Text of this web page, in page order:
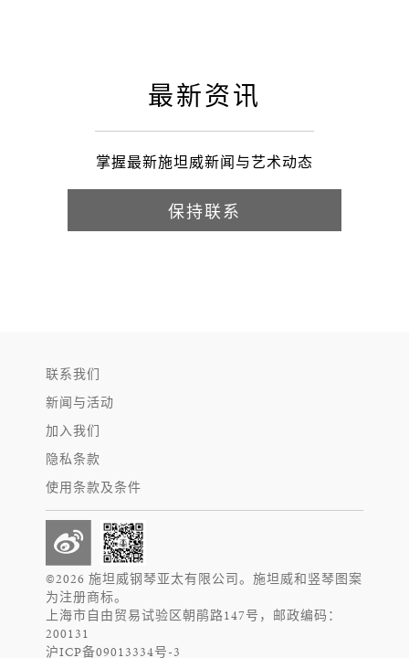
最新资讯
掌握最新施坦威新闻与艺术动态
保持联系
联系我们
新闻与活动
加入我们
隐私条款
使用条款及条件
©2026 施坦威钢琴亚太有限公司。施坦威和竖琴图案
为注册商标。
上海市自由贸易试验区朝鹃路147号，邮政编码：
200131
沪ICP备09013334号-3